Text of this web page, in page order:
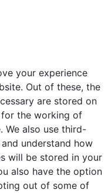
your experience
Out of these, the
are stored on
the working of
We also use third-
understand how
will be stored in your
also have the option
out of some of